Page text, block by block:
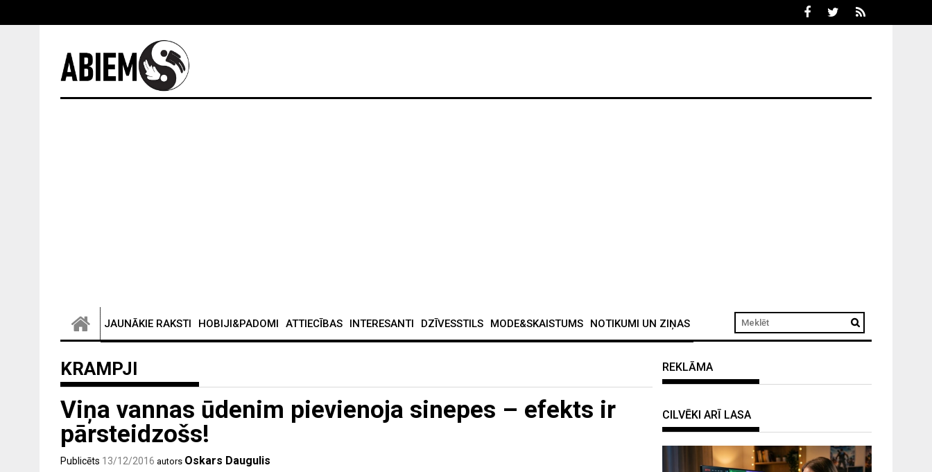
JAUNĀKIE RAKSTI HOBIJI&PADOMI ATTIECĪBAS INTERESANTI DZĪVESSTILS MODE&SKAISTUMS NOTIKUMI UN ZIŅAS
KRAMPJI
Viņa vannas ūdenim pievienoja sinepes – efekts ir
pārsteidzošs!
Publicēts 13/12/2016 autors Oskars Daugulis
REKLĀMA
CILVĒKI ARĪ LASA